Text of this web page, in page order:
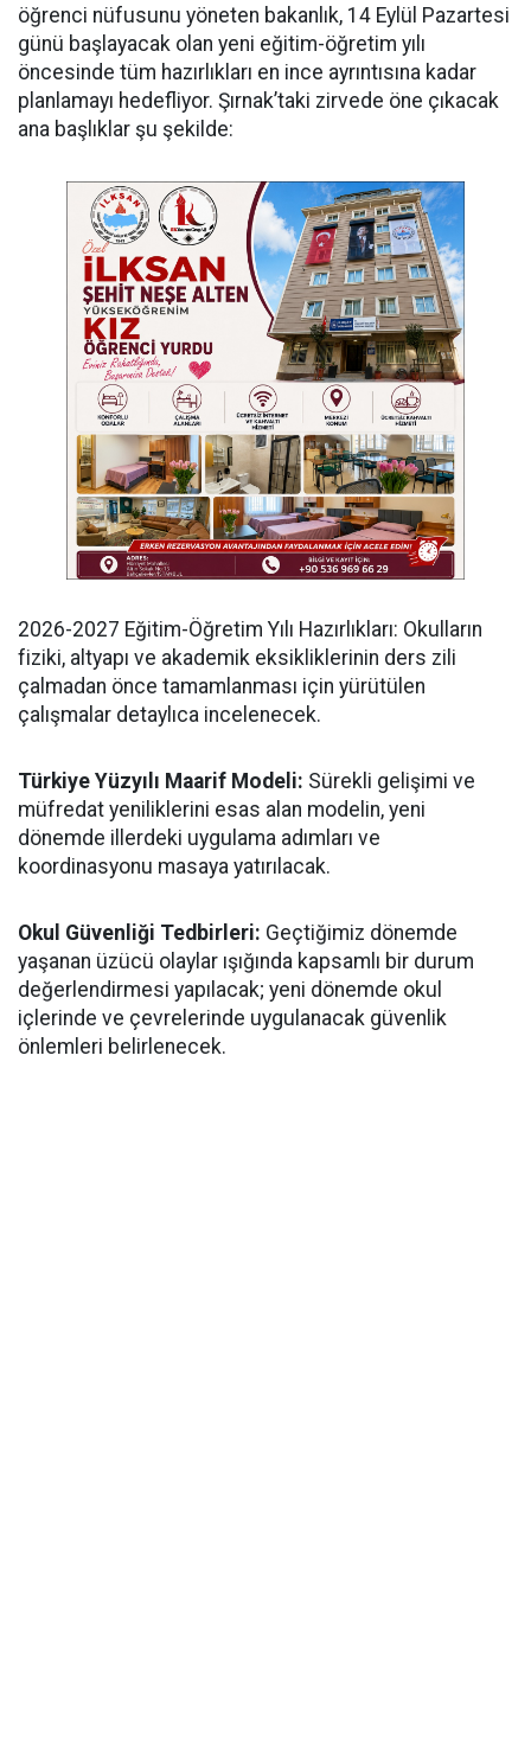
öğrenci nüfusunu yöneten bakanlık, 14 Eylül Pazartesi
günü başlayacak olan yeni eğitim-öğretim yılı
öncesinde tüm hazırlıkları en ince ayrıntısına kadar
planlamayı hedefliyor. Şırnak’taki zirvede öne çıkacak
ana başlıklar şu şekilde:
​2026-2027 Eğitim-Öğretim Yılı Hazırlıkları: Okulların
fiziki, altyapı ve akademik eksikliklerinin ders zili
çalmadan önce tamamlanması için yürütülen
çalışmalar detaylıca incelenecek.
Türkiye Yüzyılı Maarif Modeli: Sürekli gelişimi ve
müfredat yeniliklerini esas alan modelin, yeni
dönemde illerdeki uygulama adımları ve
koordinasyonu masaya yatırılacak.
​Okul Güvenliği Tedbirleri: Geçtiğimiz dönemde
yaşanan üzücü olaylar ışığında kapsamlı bir durum
değerlendirmesi yapılacak; yeni dönemde okul
içlerinde ve çevrelerinde uygulanacak güvenlik
önlemleri belirlenecek.